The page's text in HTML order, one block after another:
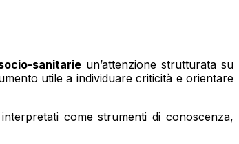
sanitarie un’attenzione strutturata su
utile a individuare criticità e orientare
come strumenti di conoscenza,